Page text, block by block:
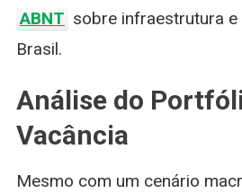
ABNT sobre infraestrutura
Brasil.
Análise do
Vacância
Mesmo com um cenário